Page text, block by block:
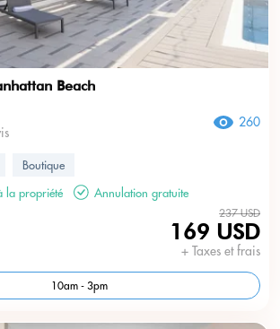
Beach
260
Boutique
la propriété
Annulation gratuite
237 USD
169 USD
+ Taxes et frais
10am - 3pm